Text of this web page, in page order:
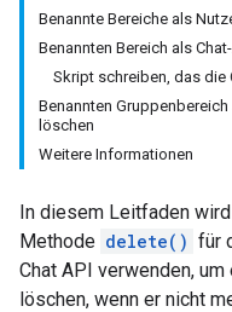
Benannte Bereiche als
Benannten Bereich als
Skript schreiben, das die
Benannten
löschen
Weitere Informationen
In diesem Leitfaden
Methode delete() für
Chat API verwenden,
löschen, wenn er nicht